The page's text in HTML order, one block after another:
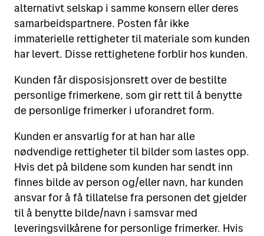
alternativt selskap i samme konsern eller deres
samarbeidspartnere. Posten får ikke
immaterielle rettigheter til materiale som kunden
har levert. Disse rettighetene forblir hos kunden.
Kunden får disposisjonsrett over de bestilte
personlige frimerkene, som gir rett til å benytte
de personlige frimerker i uforandret form.
Kunden er ansvarlig for at han har alle
nødvendige rettigheter til bilder som lastes opp.
Hvis det på bildene som kunden har sendt inn
finnes bilde av person og/eller navn, har kunden
ansvar for å få tillatelse fra personen det gjelder
til å benytte bilde/navn i samsvar med
leveringsvilkårene for personlige frimerker. Hvis